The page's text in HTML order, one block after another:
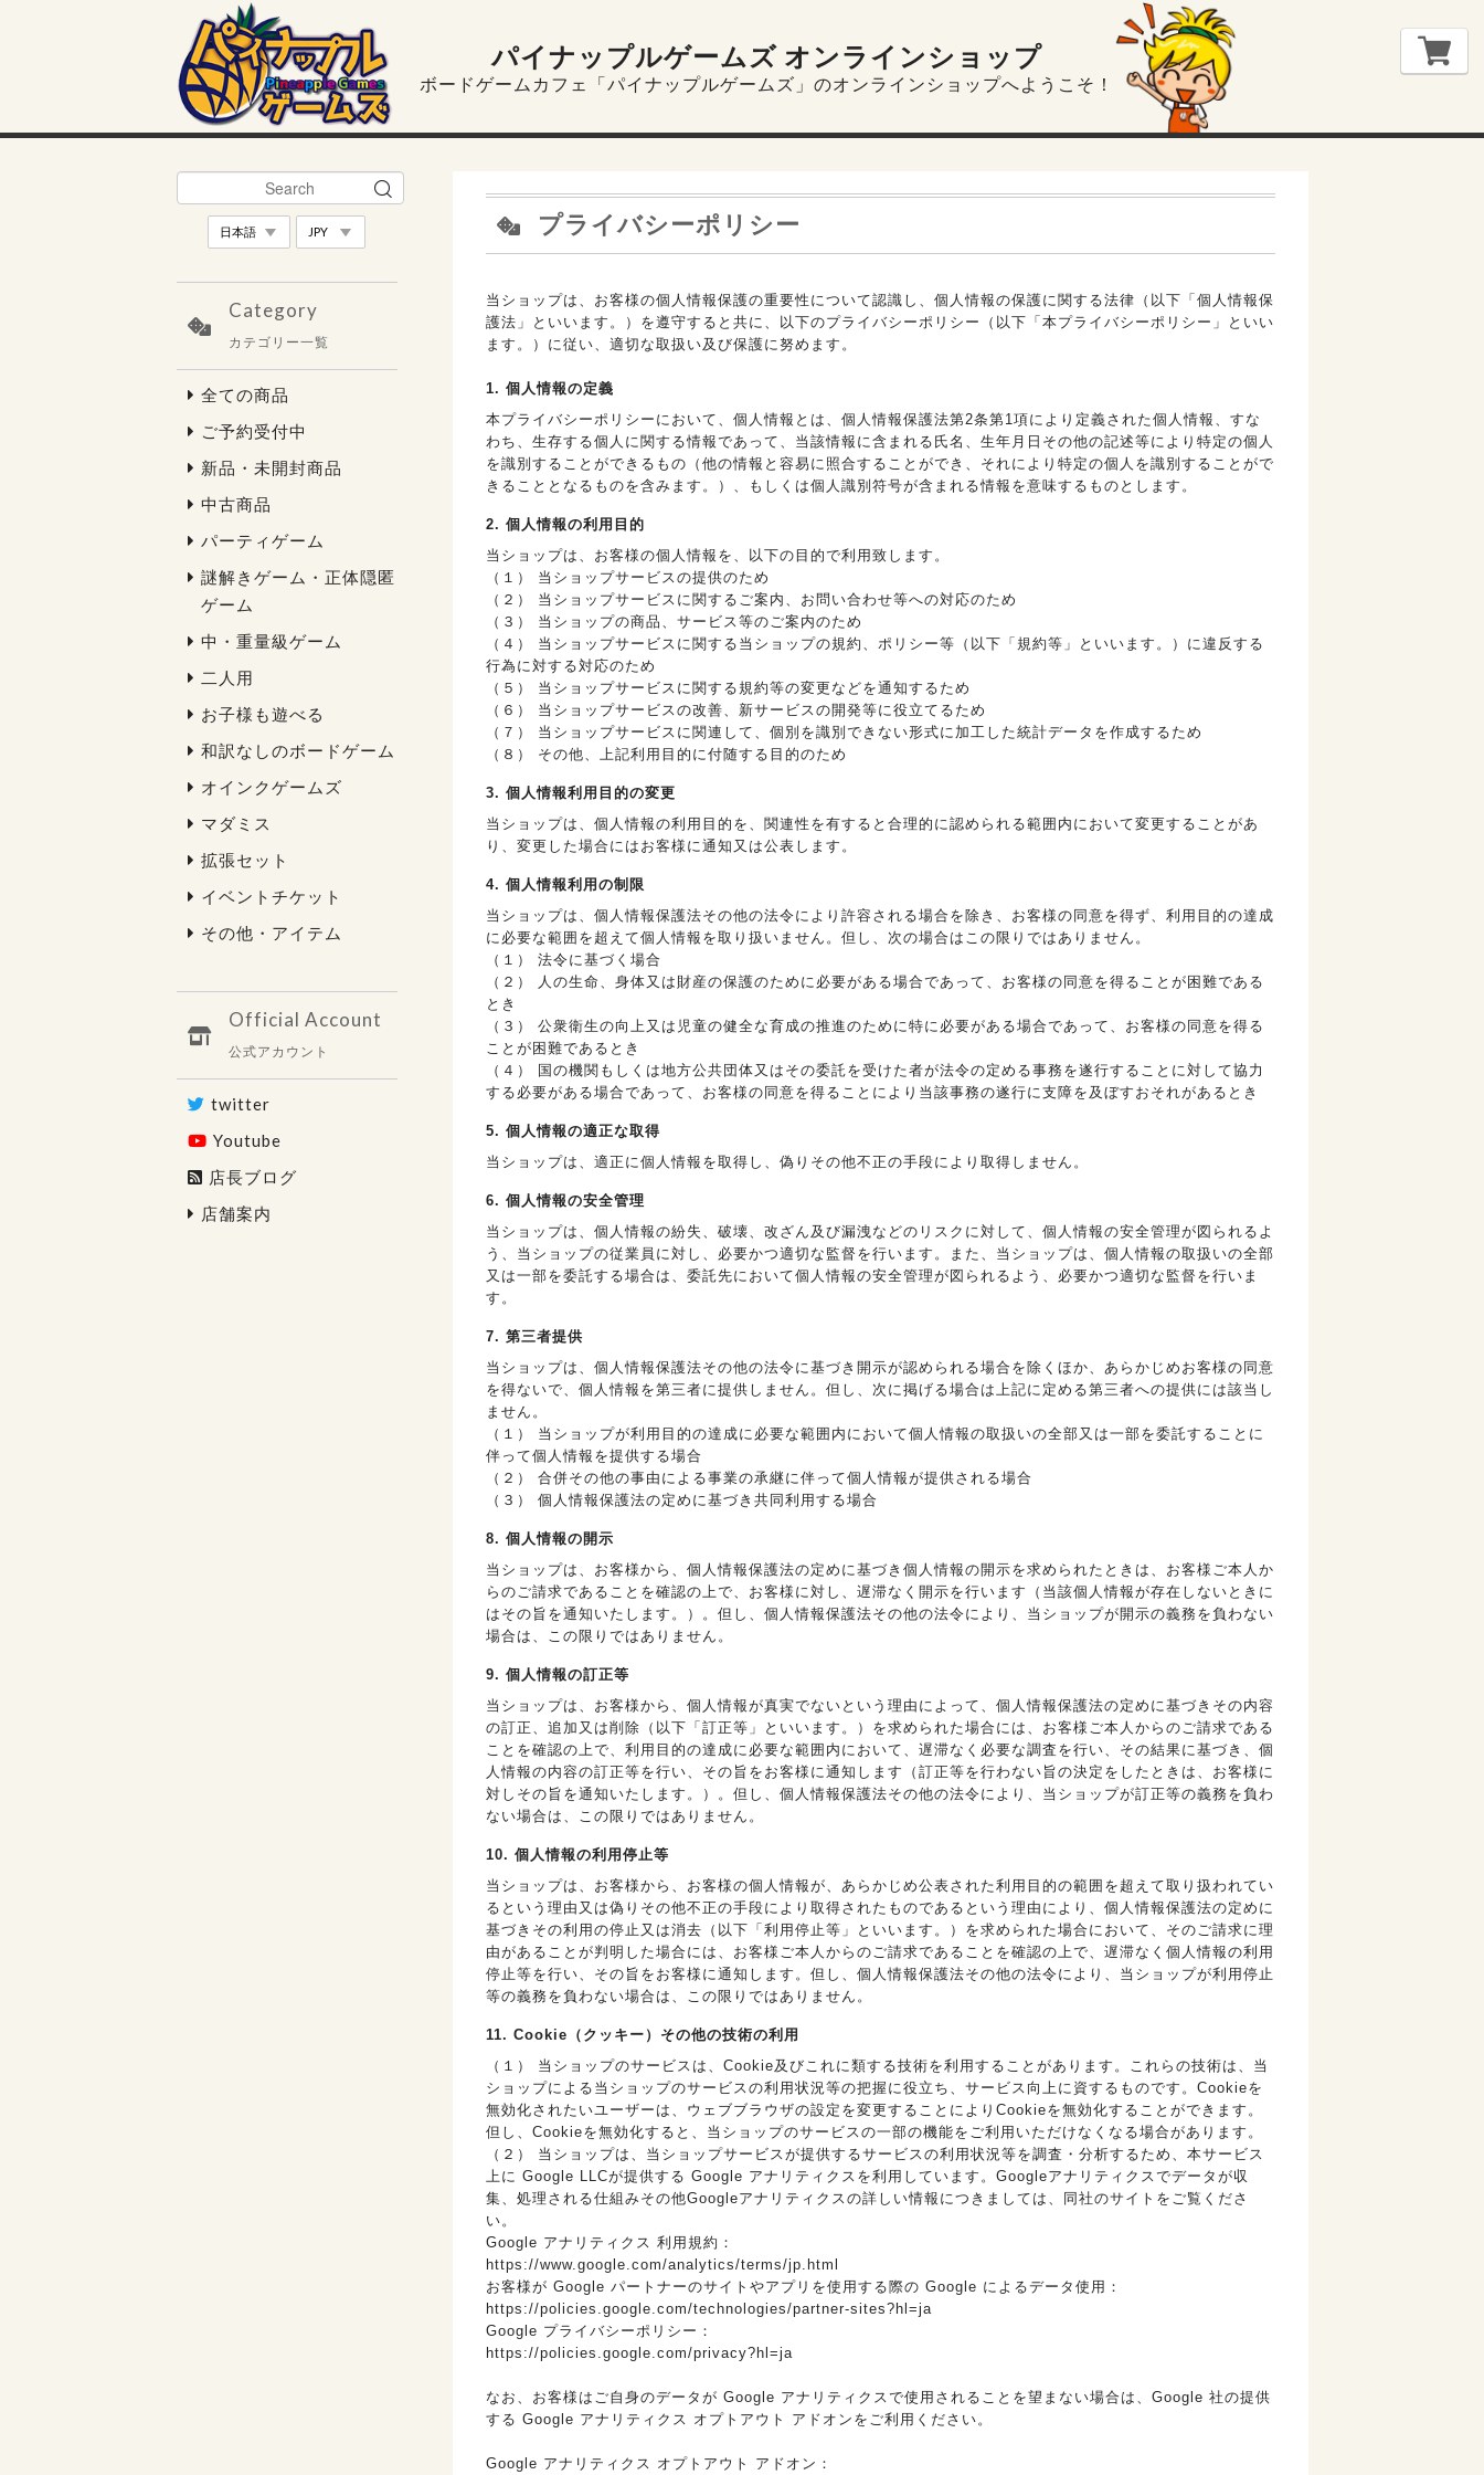
パイナップルゲームズ オンラインショップ
ボードゲームカフェ「パイナップルゲームズ」のオンラインショップへようこそ！
Category
カテゴリー一覧
全ての商品
ご予約受付中
新品・未開封商品
中古商品
パーティゲーム
謎解きゲーム・正体隠匿
ゲーム
中・重量級ゲーム
二人用
お子様も遊べる
和訳なしのボードゲーム
オインクゲームズ
マダミス
拡張セット
イベントチケット
その他・アイテム
Official Account
公式アカウント
twitter
Youtube
店長ブログ
店舗案内
プライバシーポリシー
当ショップは、お客様の個人情報保護の重要性について認識し、個人情報の保護に関する法律（以下「個人情報保
護法」といいます。）を遵守すると共に、以下のプライバシーポリシー（以下「本プライバシーポリシー」といい
ます。）に従い、適切な取扱い及び保護に努めます。
1. 個人情報の定義
本プライバシーポリシーにおいて、個人情報とは、個人情報保護法第2条第1項により定義された個人情報、すな
わち、生存する個人に関する情報であって、当該情報に含まれる氏名、生年月日その他の記述等により特定の個人
を識別することができるもの（他の情報と容易に照合することができ、それにより特定の個人を識別することがで
きることとなるものを含みます。）、もしくは個人識別符号が含まれる情報を意味するものとします。
2. 個人情報の利用目的
当ショップは、お客様の個人情報を、以下の目的で利用致します。
（１） 当ショップサービスの提供のため
（２） 当ショップサービスに関するご案内、お問い合わせ等への対応のため
（３） 当ショップの商品、サービス等のご案内のため
（４） 当ショップサービスに関する当ショップの規約、ポリシー等（以下「規約等」といいます。）に違反する
行為に対する対応のため
（５） 当ショップサービスに関する規約等の変更などを通知するため
（６） 当ショップサービスの改善、新サービスの開発等に役立てるため
（７） 当ショップサービスに関連して、個別を識別できない形式に加工した統計データを作成するため
（８） その他、上記利用目的に付随する目的のため
3. 個人情報利用目的の変更
当ショップは、個人情報の利用目的を、関連性を有すると合理的に認められる範囲内において変更することがあ
り、変更した場合にはお客様に通知又は公表します。
4. 個人情報利用の制限
当ショップは、個人情報保護法その他の法令により許容される場合を除き、お客様の同意を得ず、利用目的の達成
に必要な範囲を超えて個人情報を取り扱いません。但し、次の場合はこの限りではありません。
（１） 法令に基づく場合
（２） 人の生命、身体又は財産の保護のために必要がある場合であって、お客様の同意を得ることが困難である
とき
（３） 公衆衛生の向上又は児童の健全な育成の推進のために特に必要がある場合であって、お客様の同意を得る
ことが困難であるとき
（４） 国の機関もしくは地方公共団体又はその委託を受けた者が法令の定める事務を遂行することに対して協力
する必要がある場合であって、お客様の同意を得ることにより当該事務の遂行に支障を及ぼすおそれがあるとき
5. 個人情報の適正な取得
当ショップは、適正に個人情報を取得し、偽りその他不正の手段により取得しません。
6. 個人情報の安全管理
当ショップは、個人情報の紛失、破壊、改ざん及び漏洩などのリスクに対して、個人情報の安全管理が図られるよ
う、当ショップの従業員に対し、必要かつ適切な監督を行います。また、当ショップは、個人情報の取扱いの全部
又は一部を委託する場合は、委託先において個人情報の安全管理が図られるよう、必要かつ適切な監督を行いま
す。
7. 第三者提供
当ショップは、個人情報保護法その他の法令に基づき開示が認められる場合を除くほか、あらかじめお客様の同意
を得ないで、個人情報を第三者に提供しません。但し、次に掲げる場合は上記に定める第三者への提供には該当し
ません。
（１） 当ショップが利用目的の達成に必要な範囲内において個人情報の取扱いの全部又は一部を委託することに
伴って個人情報を提供する場合
（２） 合併その他の事由による事業の承継に伴って個人情報が提供される場合
（３） 個人情報保護法の定めに基づき共同利用する場合
8. 個人情報の開示
当ショップは、お客様から、個人情報保護法の定めに基づき個人情報の開示を求められたときは、お客様ご本人か
らのご請求であることを確認の上で、お客様に対し、遅滞なく開示を行います（当該個人情報が存在しないときに
はその旨を通知いたします。）。但し、個人情報保護法その他の法令により、当ショップが開示の義務を負わない
場合は、この限りではありません。
9. 個人情報の訂正等
当ショップは、お客様から、個人情報が真実でないという理由によって、個人情報保護法の定めに基づきその内容
の訂正、追加又は削除（以下「訂正等」といいます。）を求められた場合には、お客様ご本人からのご請求である
ことを確認の上で、利用目的の達成に必要な範囲内において、遅滞なく必要な調査を行い、その結果に基づき、個
人情報の内容の訂正等を行い、その旨をお客様に通知します（訂正等を行わない旨の決定をしたときは、お客様に
対しその旨を通知いたします。）。但し、個人情報保護法その他の法令により、当ショップが訂正等の義務を負わ
ない場合は、この限りではありません。
10. 個人情報の利用停止等
当ショップは、お客様から、お客様の個人情報が、あらかじめ公表された利用目的の範囲を超えて取り扱われてい
るという理由又は偽りその他不正の手段により取得されたものであるという理由により、個人情報保護法の定めに
基づきその利用の停止又は消去（以下「利用停止等」といいます。）を求められた場合において、そのご請求に理
由があることが判明した場合には、お客様ご本人からのご請求であることを確認の上で、遅滞なく個人情報の利用
停止等を行い、その旨をお客様に通知します。但し、個人情報保護法その他の法令により、当ショップが利用停止
等の義務を負わない場合は、この限りではありません。
11. Cookie（クッキー）その他の技術の利用
（１） 当ショップのサービスは、Cookie及びこれに類する技術を利用することがあります。これらの技術は、当
ショップによる当ショップのサービスの利用状況等の把握に役立ち、サービス向上に資するものです。Cookieを
無効化されたいユーザーは、ウェブブラウザの設定を変更することによりCookieを無効化することができます。
但し、Cookieを無効化すると、当ショップのサービスの一部の機能をご利用いただけなくなる場合があります。
（２） 当ショップは、当ショップサービスが提供するサービスの利用状況等を調査・分析するため、本サービス
上に Google LLCが提供する Google アナリティクスを利用しています。Googleアナリティクスでデータが収
集、処理される仕組みその他Googleアナリティクスの詳しい情報につきましては、同社のサイトをご覧くださ
い。
Google アナリティクス 利用規約：
https://www.google.com/analytics/terms/jp.html
お客様が Google パートナーのサイトやアプリを使用する際の Google によるデータ使用：
https://policies.google.com/technologies/partner-sites?hl=ja
Google プライバシーポリシー：
https://policies.google.com/privacy?hl=ja
なお、お客様はご自身のデータが Google アナリティクスで使用されることを望まない場合は、Google 社の提供
する Google アナリティクス オプトアウト アドオンをご利用ください。
Google アナリティクス オプトアウト アドオン：